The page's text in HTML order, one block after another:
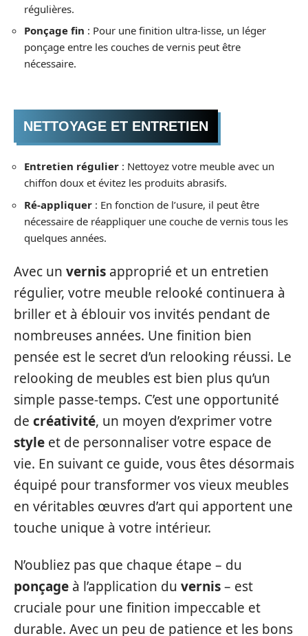
régulières.
Ponçage fin : Pour une finition ultra-lisse, un léger
ponçage entre les couches de vernis peut être
nécessaire.
NETTOYAGE ET ENTRETIEN
Entretien régulier : Nettoyez votre meuble avec un
chiffon doux et évitez les produits abrasifs.
Ré-appliquer : En fonction de l’usure, il peut être
nécessaire de réappliquer une couche de vernis tous les
quelques années.
Avec un vernis approprié et un entretien
régulier, votre meuble relooké continuera à
briller et à éblouir vos invités pendant de
nombreuses années. Une finition bien
pensée est le secret d’un relooking réussi. Le
relooking de meubles est bien plus qu’un
simple passe-temps. C’est une opportunité
de créativité, un moyen d’exprimer votre
style et de personnaliser votre espace de
vie. En suivant ce guide, vous êtes désormais
équipé pour transformer vos vieux meubles
en véritables œuvres d’art qui apportent une
touche unique à votre intérieur.
N’oubliez pas que chaque étape – du
ponçage à l’application du vernis– est
cruciale pour une finition impeccable et
durable. Avec un peu de patience et les bons